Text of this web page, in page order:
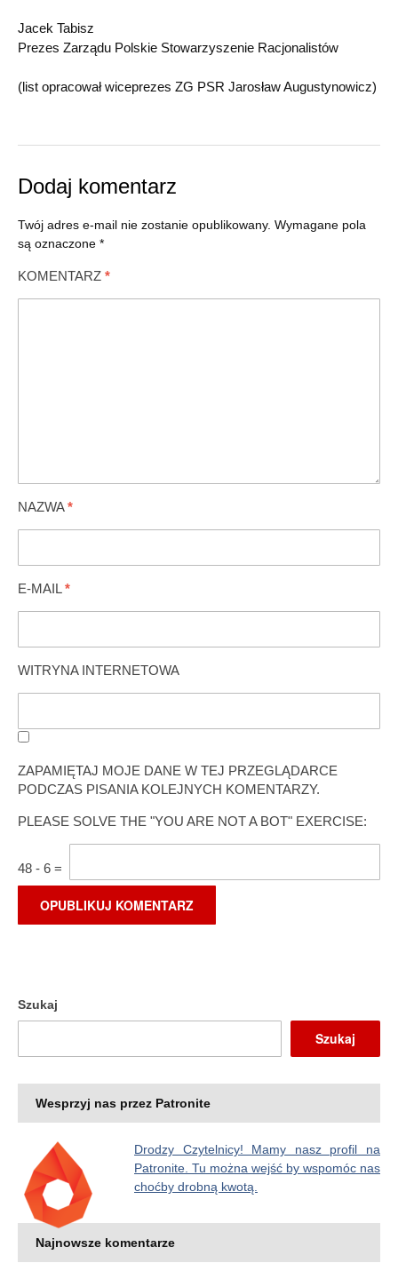
Jacek Tabisz
Prezes Zarządu Polskie Stowarzyszenie Racjonalistów
(list opracował wiceprezes ZG PSR Jarosław Augustynowicz)
Dodaj komentarz
Twój adres e-mail nie zostanie opublikowany. Wymagane pola
są oznaczone *
KOMENTARZ *
NAZWA*
E-MAIL *
WITRYNA INTERNETOWA
ZAPAMIĘTAJ MOJE DANE W TEJ PRZEGLĄDARCE
PODCZAS PISANIA KOLEJNYCH KOMENTARZY.
PLEASE SOLVE THE "YOU ARE NOT A BOT" EXERCISE:
48 - 6 =
Szukaj
Szukaj
Wesprzyj nas przez Patronite
Drodzy Czytelnicy! Mamy nasz profil na
Patronite. Tu można wejść by wspomóc nas
choćby drobną kwotą.
Najnowsze komentarze